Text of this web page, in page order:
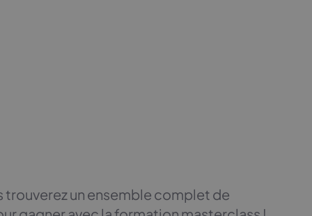
trouverez un ensemble complet de